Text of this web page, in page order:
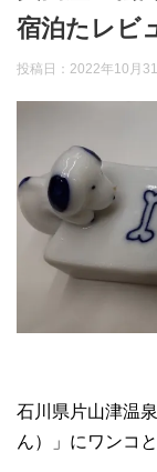
宿泊たレビ
投稿日：2022年10月31
石川県片山津温
ん）」にワンコ